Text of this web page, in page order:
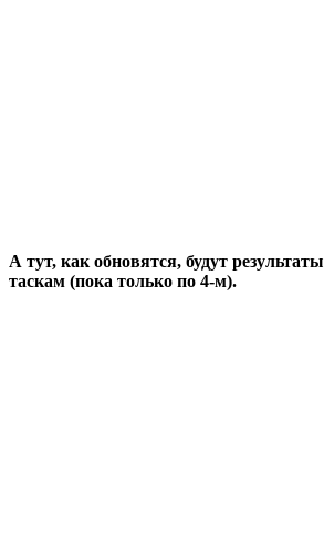
А тут, как обновятся, будут
таскам (пока только по 4-м).